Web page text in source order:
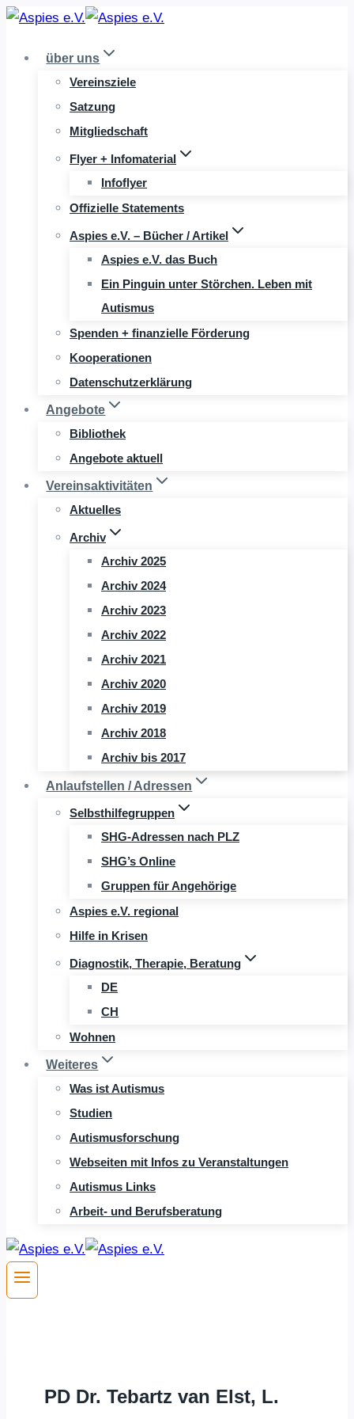
Zum
springenüber uns
Vereinsziele
Satzung
Mitgliedschaft
Flyer + Infomaterial
Infoflyer
Offizielle Statements
Aspies e.V. – Bücher / Artikel
Aspies e.V. das Buch
Ein Pinguin unter Störchen. Leben mit
Autismus
Spenden + finanzielle Förderung
Kooperationen
Datenschutzerklärung
Angebote
Bibliothek
Angebote aktuell
Vereinsaktivitäten
Aktuelles
Archiv
Archiv 2025
Archiv 2024
Archiv 2023
Archiv 2022
Archiv 2021
Archiv 2020
Archiv 2019
Archiv 2018
Archiv bis 2017
Anlaufstellen / Adressen
Selbsthilfegruppen
SHG-Adressen nach PLZ
SHG’s Online
Gruppen für Angehörige
Aspies e.V. regional
Hilfe in Krisen
Diagnostik, Therapie, Beratung
DE
CH
Wohnen
Weiteres
Was ist Autismus
Studien
Autismusforschung
Webseiten mit Infos zu Veranstaltungen
Autismus Links
Arbeit- und Berufsberatung
PD Dr. Tebartz van Elst, L.